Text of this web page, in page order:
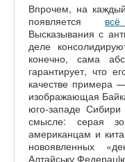
Впрочем, на
появляется
Высказывания с
деле
конечно, сама
гарантирует, что
качестве примера
изображающая
юго-западе
смысле: серая
американцам и
новоявленных
Алтайську